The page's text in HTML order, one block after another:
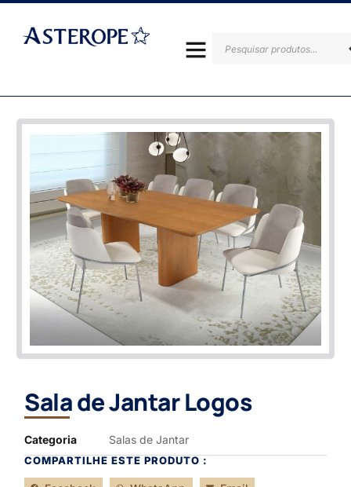
Sala de Jantar Logos
Categoria Salas de Jantar
COMPARTILHE ESTE PRODUTO :